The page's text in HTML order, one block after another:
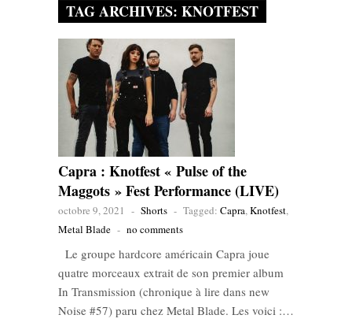
TAG ARCHIVES: KNOTFEST
Capra : Knotfest « Pulse of the
Maggots » Fest Performance (LIVE)
octobre 9, 2021 - Shorts - Tagged: Capra,Knotfest,
Metal Blade - no comments
Le groupe hardcore américain Capra joue
quatre morceaux extrait de son premier album
In Transmission (chronique à lire dans new
Noise #57) paru chez Metal Blade. Les voici :…